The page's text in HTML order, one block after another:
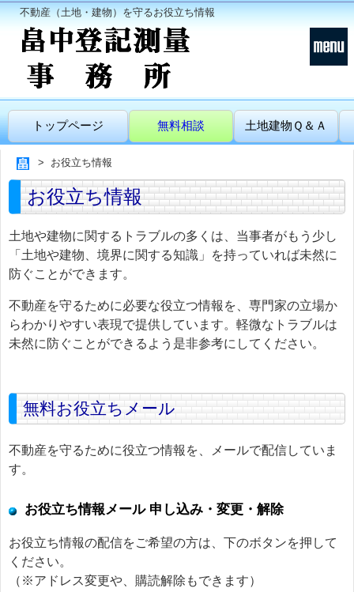
不動産（土地・建物）を守るお役立ち情報
トップページ 無料相談 土地建物Ｑ＆Ａ
お役立ち情報
お役立ち情報
土地や建物に関するトラブルの多くは、当事者がもう少し
「土地や建物、境界に関する知識」を持っていれば未然に
防ぐことができます。
不動産を守るために必要な役立つ情報を、専門家の立場か
らわかりやすい表現で提供しています。軽微なトラブルは
未然に防ぐことができるよう是非参考にしてください。
無料お役立ちメール
不動産を守るために役立つ情報を、メールで配信していま
す。
お役立ち情報メール 申し込み・変更・解除
お役立ち情報の配信をご希望の方は、下のボタンを押して
ください。
（※アドレス変更や、購読解除もできます）